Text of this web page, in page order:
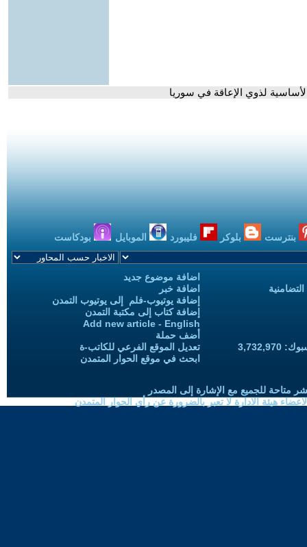
لذوي الإعاقة في سوريا
بنترست بلوكر فليبورد الموبايل بودكاست
اضافة موضوع جديد
اضافة خبر
إضافة يوتيوب-فلم إلى يوتيوب التمدن
إضافة كتاب إلى مكتبة التمدن
Add new article - English
أضف حملة
تعديل الموقع الفرعي للكاتب-ة
ابحث في موقع الحوار المتمدن
متاحة للجميع مع الإشارة إلى المصدر
هيئة الادارة لا تعبر بالضرورة عن رأي الحوار المتمدن